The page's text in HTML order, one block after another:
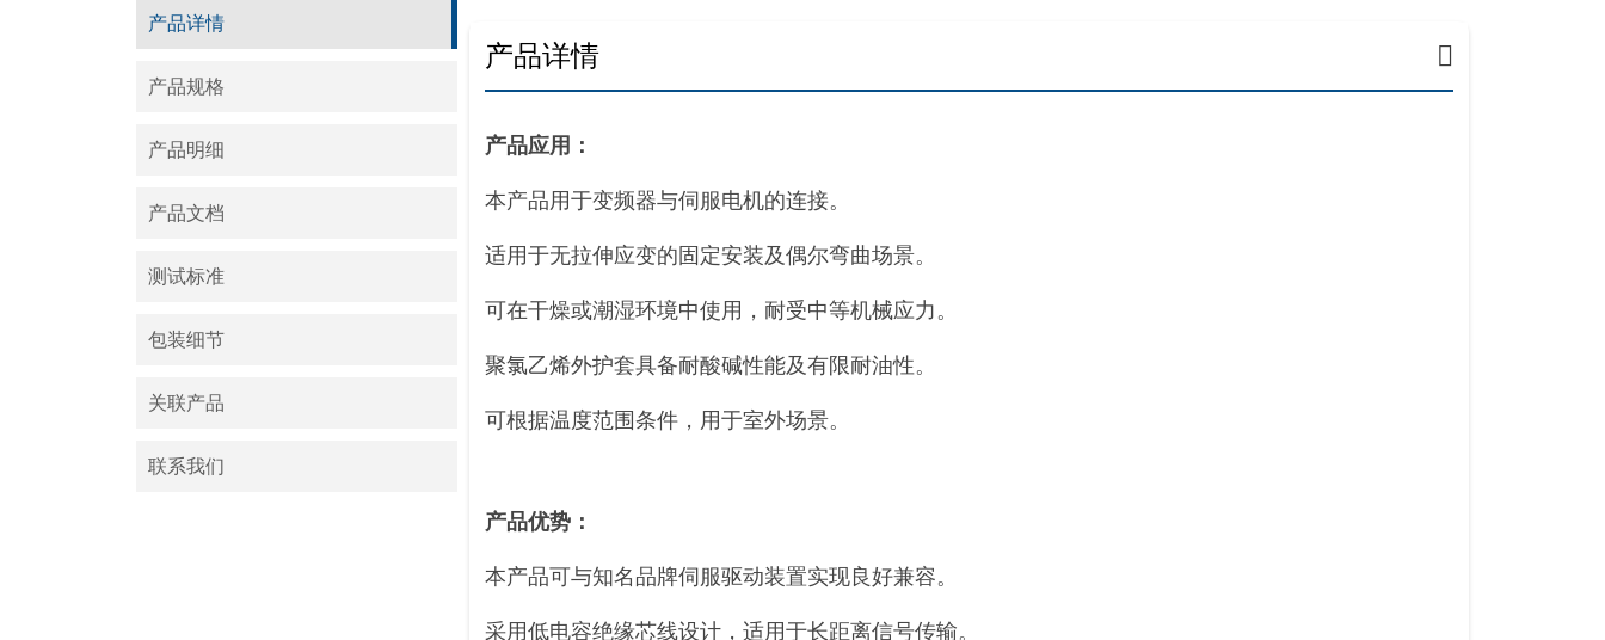
产品详情
产品规格
产品明细
产品文档
测试标准
包装细节
关联产品
联系我们
产品详情
产品应用：
本产品用于变频器与伺服电机的连接。
适用于无拉伸应变的固定安装及偶尔弯曲场景。
可在干燥或潮湿环境中使用，耐受中等机械应力。
聚氯乙烯外护套具备耐酸碱性能及有限耐油性。
可根据温度范围条件，用于室外场景。
产品优势：
本产品可与知名品牌伺服驱动装置实现良好兼容。
采用低电容绝缘芯线设计，适用于长距离信号传输。